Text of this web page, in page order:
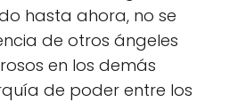
hasta ahora, no se
de otros ángeles
en los demás
de poder entre los